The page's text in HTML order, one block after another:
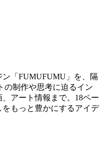
「FUMUFUMU」を、隔
の制作や思考に迫るイン
アート情報まで。18ペー
もっと豊かにするアイデ